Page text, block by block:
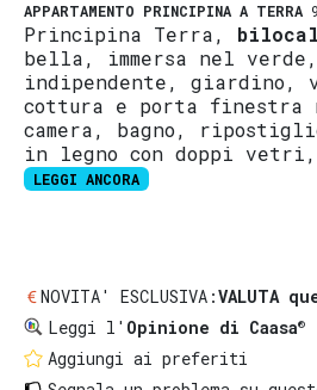
APPARTAMENTO PRINCIPINA A TERRA
Principina Terra,
bella, immersa nel
indipendente, giardino,
cottura e porta
camera, bagno,
in legno con doppi
LEGGI ANCORA
NOVITA' ESCLUSIVA:VALUTA
Leggi l' Opinione di Caasa®
Aggiungi ai preferiti